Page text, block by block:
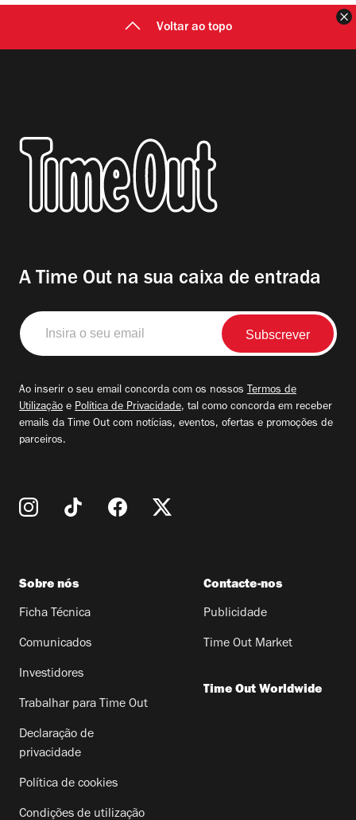
Voltar ao topo
A Time Out na sua caixa de entrada
Insira
o
seu
Ao inserir o seu email concorda com os nossos Termos de
Utilização e Política de Privacidade, tal como concorda em receber
emails da Time Out com notícias, eventos, ofertas e promoções de
parceiros.
Sobre nós
Ficha Técnica
Comunicados
Investidores
Trabalhar para Time Out
Declaração de
privacidade
Política de cookies
Condições de utilização
Contacte-nos
Publicidade
Time Out Market
Time Out Worldwide